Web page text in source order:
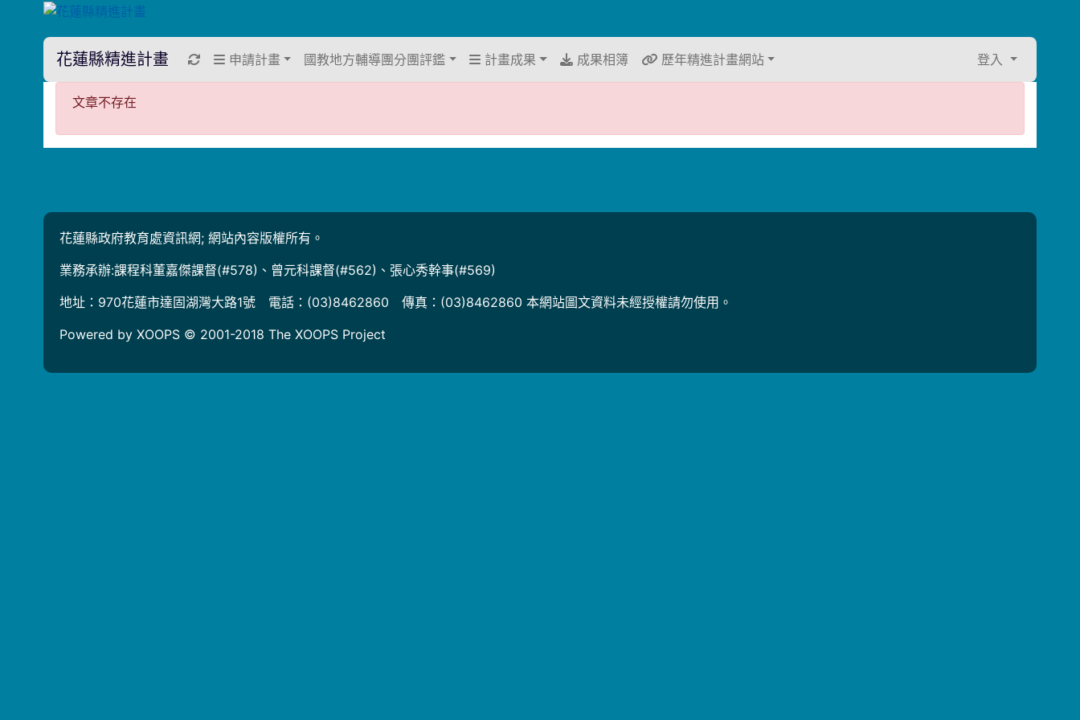
花蓮縣精進計畫 重新取得佈景設定
申請計畫 國教地方輔導團分團評鑑 計畫成果 成果相簿 歷年精進計畫網站 登入
文章不存在
文章不存在
花蓮縣政府教育處資訊網; 網站內容版權所有。
業務承辦:課程科董嘉傑課督(#578)、曾元科課督(#562)、張心秀幹事(#569)
地址：970花蓮市達固湖灣大路1號 電話：(03)8462860 傳真：(03)8462860 本網站圖文資料未經授權請勿使用。
Powered by XOOPS © 2001-2018 The XOOPS Project